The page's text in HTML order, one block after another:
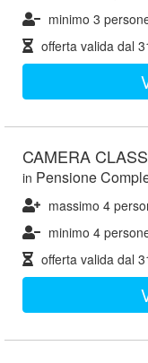
minimo 3
offerta valida dal
CAMERA
in Pensione
massimo 4
minimo 4
offerta valida dal